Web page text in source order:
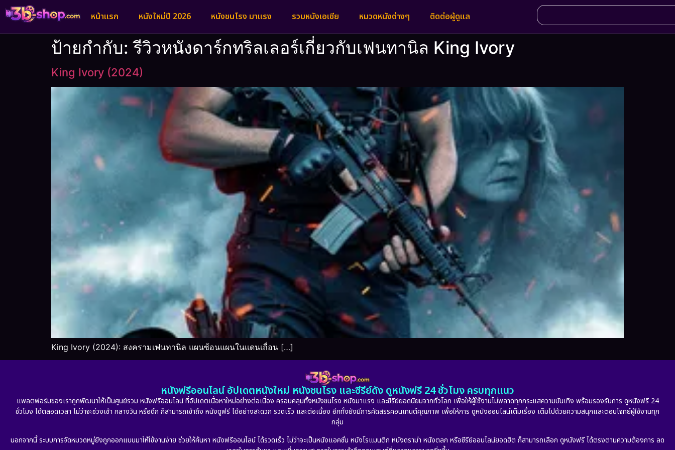
หน้าแรก หนังใหม่ปี 2026 หนังชนโรง มาแรง รวมหนังเอเชีย หมวดหนังต่างๆ ติดต่อผู้ดูแล
ป้ายกำกับ:รีวิวหนังดาร์กทริลเลอร์เกี่ยวกับเฟนทานิล King Ivory
King Ivory (2024)
King Ivory (2024): สงครามเฟนทานิล แผนซ้อนแผนในแดนเถื่อน […]
หนังฟรีออนไลน์ อัปเดตหนังใหม่ หนังชนโรง และซีรีย์ดัง ดูหนังฟรี 24 ชั่วโมง ครบทุกแนว
แพลตฟอร์มของเราถูกพัฒนาให้เป็นศูนย์รวม หนังฟรีออนไลน์ ที่อัปเดตเนื้อหาใหม่อย่างต่อเนื่อง ครอบคลุมทั้งหนังชนโรง หนังมาแรง และซีรีย์ยอดนิยมจากทั่วโลก เพื่อให้ผู้ใช้งานไม่พลาดทุกกระแสความบันเทิง พร้อมรองรับการ ดูหนังฟรี 24
ชั่วโมง ได้ตลอดเวลา ไม่ว่าจะช่วงเช้า กลางวัน หรือดึก ก็สามารถเข้าถึง หนังดูฟรี ได้อย่างสะดวก รวดเร็ว และต่อเนื่อง อีกทั้งยังมีการคัดสรรคอนเทนต์คุณภาพ เพื่อให้การ ดูหนังออนไลน์เต็มเรื่อง เต็มไปด้วยความสนุกและตอบโจทย์ผู้ใช้งานทุก
กลุ่ม
นอกจากนี้ ระบบการจัดหมวดหมู่ยังถูกออกแบบมาให้ใช้งานง่าย ช่วยให้ค้นหา หนังฟรีออนไลน์ ได้รวดเร็ว ไม่ว่าจะเป็นหนังแอคชั่น หนังโรแมนติก หนังดราม่า หนังตลก หรือซีรีย์ออนไลน์ยอดฮิต ก็สามารถเลือก ดูหนังฟรี ได้ตรงตามความต้องการ ลด